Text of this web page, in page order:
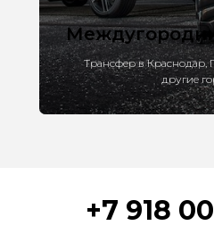
Трансфер в Краснодар,
другие
+7 918